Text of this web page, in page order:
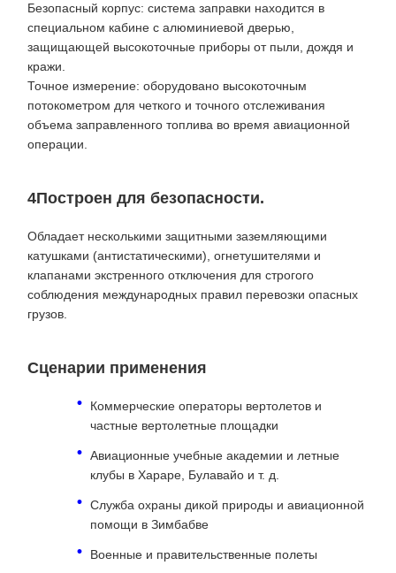
Безопасный корпус: система заправки находится в
специальном кабине с алюминиевой дверью,
защищающей высокоточные приборы от пыли, дождя и
кражи.
Точное измерение: оборудовано высокоточным
потокометром для четкого и точного отслеживания
объема заправленного топлива во время авиационной
операции.
4Построен для безопасности.
Обладает несколькими защитными заземляющими
катушками (антистатическими), огнетушителями и
клапанами экстренного отключения для строгого
соблюдения международных правил перевозки опасных
грузов.
Сценарии применения
Коммерческие операторы вертолетов и
частные вертолетные площадки
Авиационные учебные академии и летные
клубы в Хараре, Булавайо и т. д.
Служба охраны дикой природы и авиационной
помощи в Зимбабве
Военные и правительственные полеты